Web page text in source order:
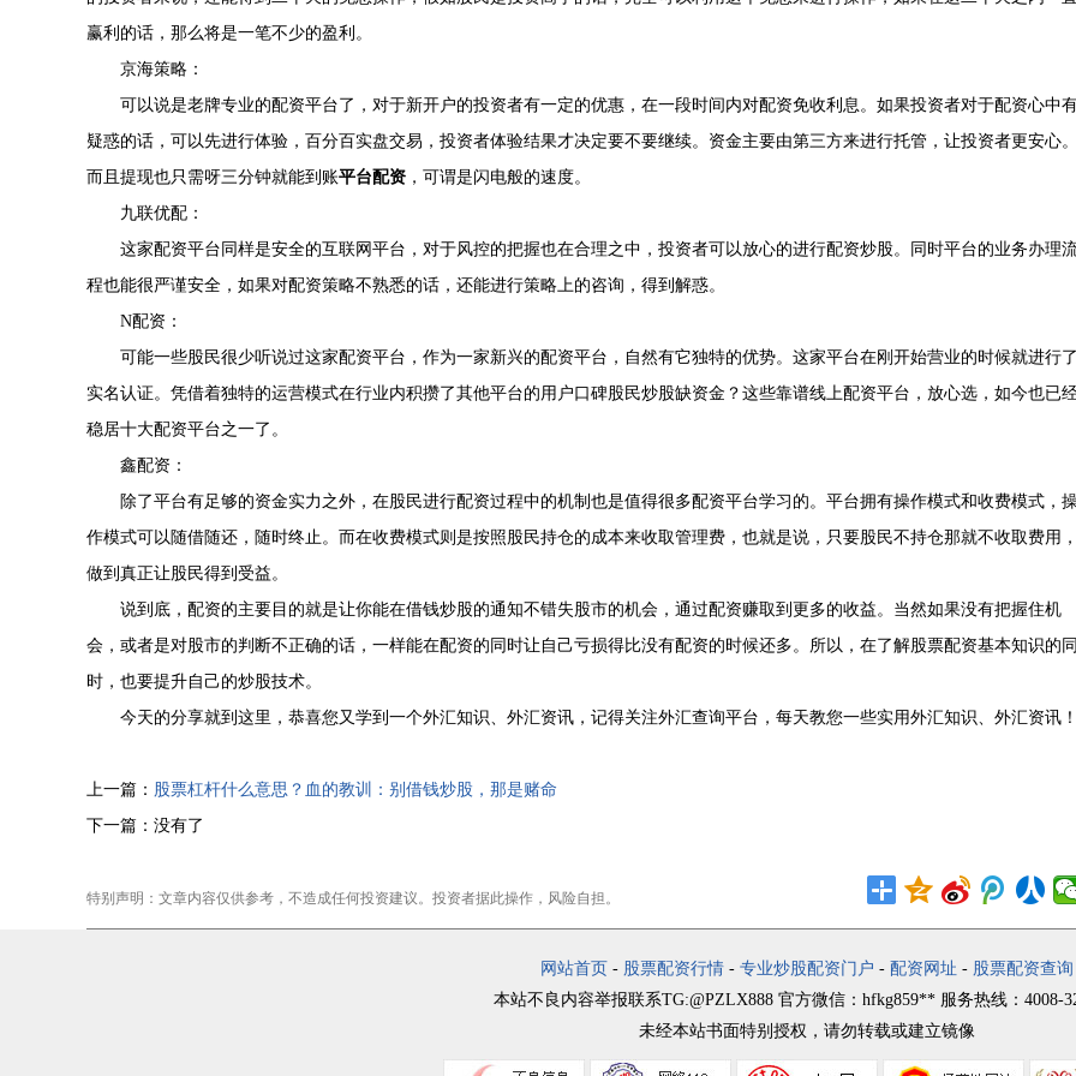
赢利的话，那么将是一笔不少的盈利。
京海策略：
可以说是老牌专业的配资平台了，对于新开户的投资者有一定的优惠，在一段时间内对配资免收利息。如果投资者对于配资心中
疑惑的话，可以先进行体验，百分百实盘交易，投资者体验结果才决定要不要继续。资金主要由第三方来进行托管，让投资者更安心。
而且提现也只需呀三分钟就能到账平台配资 ，可谓是闪电般的速度。
九联优配：
这家配资平台同样是安全的互联网平台，对于风控的把握也在合理之中，投资者可以放心的进行配资炒股。同时平台的业务办理
程也能很严谨安全，如果对配资策略不熟悉的话，还能进行策略上的咨询，得到解惑。
N配资：
可能一些股民很少听说过这家配资平台，作为一家新兴的配资平台，自然有它独特的优势。这家平台在刚开始营业的时候就进行了
实名认证。凭借着独特的运营模式在行业内积攒了其他平台的用户口碑股民炒股缺资金？这些靠谱线上配资平台，放心选，如今也已
稳居十大配资平台之一了。
鑫配资：
除了平台有足够的资金实力之外，在股民进行配资过程中的机制也是值得很多配资平台学习的。平台拥有操作模式和收费模式，
作模式可以随借随还，随时终止。而在收费模式则是按照股民持仓的成本来收取管理费，也就是说，只要股民不持仓那就不收取费用，
做到真正让股民得到受益。
说到底，配资的主要目的就是让你能在借钱炒股的通知不错失股市的机会，通过配资赚取到更多的收益。当然如果没有把握住机
会，或者是对股市的判断不正确的话，一样能在配资的同时让自己亏损得比没有配资的时候还多。所以，在了解股票配资基本知识的同
时，也要提升自己的炒股技术。
今天的分享就到这里，恭喜您又学到一个外汇知识、外汇资讯，记得关注外汇查询平台，每天教您一些实用外汇知识、外汇资讯！
上一篇： 股票杠杆什么意思？血的教训：别借钱炒股，那是赌命
下一篇：没有了
特别声明：文章内容仅供参考，不造成任何投资建议。投资者据此操作，风险自担。
网站首页 - 股票配资行情 - 专业炒股配资门户 - 配资网址 - 股票配资查询
本站不良内容举报联系TG:@PZLX888 官方微信：hfkg859** 服务热线：4008-
未经本站书面特别授权，请勿转载或建立镜像